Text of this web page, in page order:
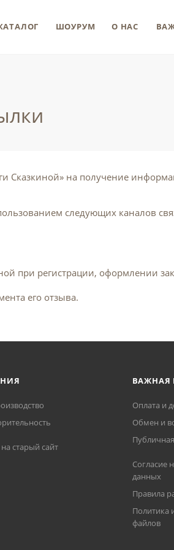
ШОУРУМ О НАС
Сказкиной» на получение
следующих каналов
при регистрации, оформлении
его отзыва.
старый сайт
ВАЖНАЯ
Оплата и
Обмен и
Согласие
данных
Правила
Политика
файлов